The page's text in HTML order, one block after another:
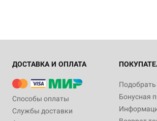
ДОСТАВКА И ОПЛАТА
Способы оплаты
Службы доставки
Подобрать
Бонусная